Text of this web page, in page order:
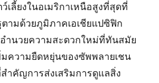
เลี้ยงในอเมริกาเหนือสูงที่สุดที่
ามด้วยภูมิภาคเอเชียแปซิฟิก
ำนวยความสะดวกใหม่ที่ทันสมัย
มความยืดหยุ่นของซัพพลายเชน
ำคัญการส่งเสริมการดูแลสิ่ง